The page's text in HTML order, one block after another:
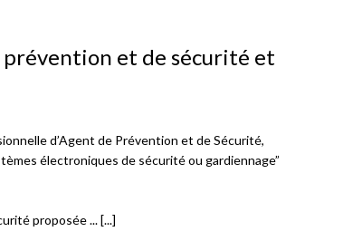
et de sécurité et
d’Agent de Prévention et de Sécurité,
électroniques de sécurité ou gardiennage”
proposée ... [...]